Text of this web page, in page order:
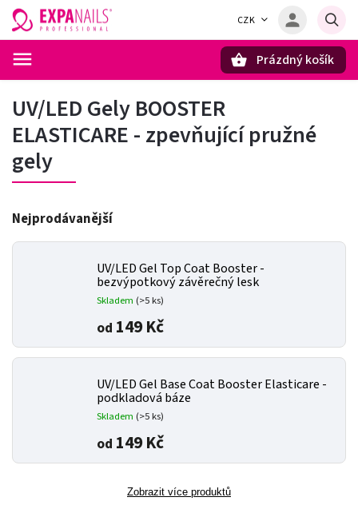
CZK
Prázdný košík
UV/LED Gely BOOSTER
ELASTICARE - zpevňující pružné
gely
Nejprodávanější
UV/LED Gel Top Coat Booster -
bezvýpotkový závěrečný lesk
Skladem (>5 ks)
od 149 Kč
UV/LED Gel Base Coat Booster Elasticare -
podkladová báze
Skladem (>5 ks)
od 149 Kč
Zobrazit více produktů